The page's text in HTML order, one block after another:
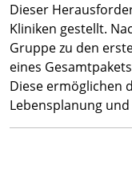
Dieser
Kliniken gestellt.
Gruppe zu den
eines
Diese ermöglichen
Lebensplanung